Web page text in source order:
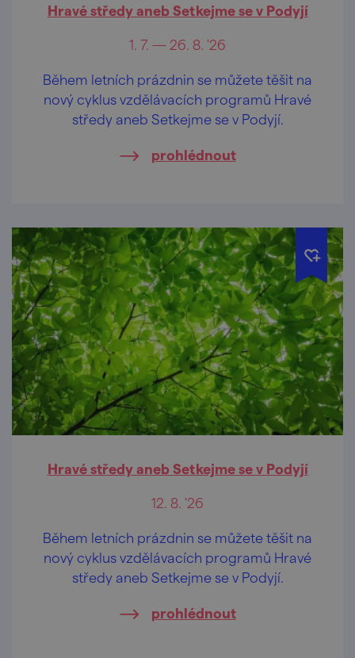
Hravé středy aneb Setkejme se v Podyjí
1. 7. — 26. 8. '26
Během letních prázdnin se můžete těšit na
nový cyklus vzdělávacích programů Hravé
středy aneb Setkejme se v Podyjí.
prohlédnout
Hravé středy aneb Setkejme se v Podyjí
12. 8. '26
Během letních prázdnin se můžete těšit na
nový cyklus vzdělávacích programů Hravé
středy aneb Setkejme se v Podyjí.
prohlédnout